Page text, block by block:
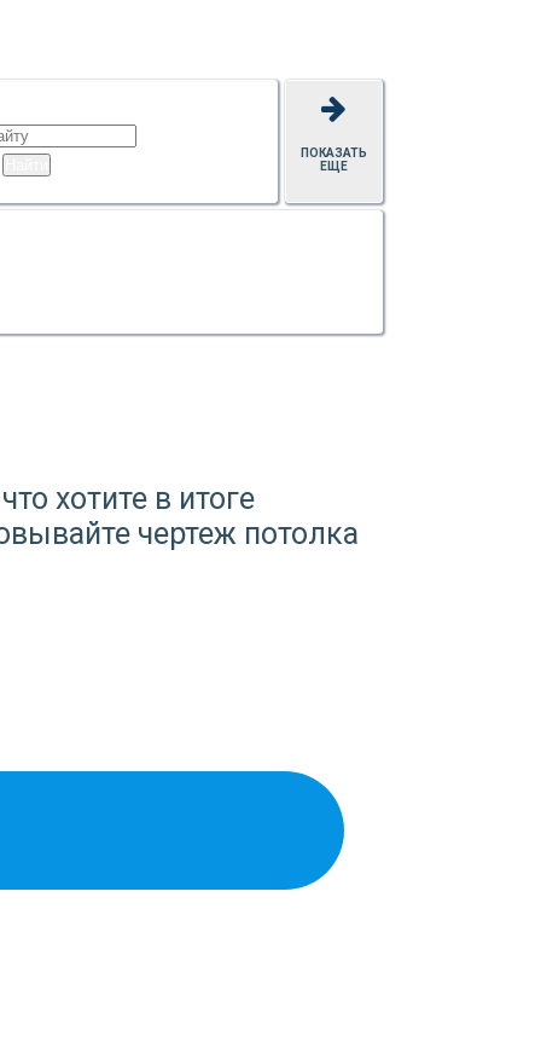
ПОКАЗАТЬ
ЕЩЕ
хотите в итоге
чертеж потолка